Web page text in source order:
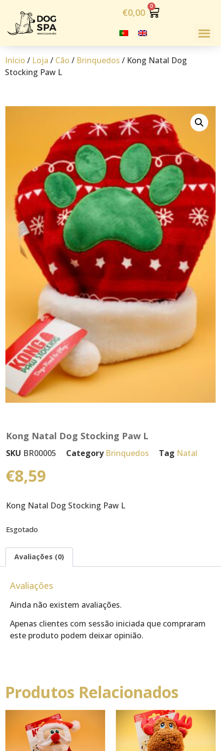
€0,00
Início / Loja / Cão / Brinquedos / Kong Natal Dog
Stocking Paw L
Kong Natal Dog Stocking Paw L
SKU BR00005 Category Brinquedos Tag Natal
€8,59
Kong Natal Dog Stocking Paw L
Esgotado
Avaliações (0)
Avaliações
Ainda não existem avaliações.
Apenas clientes com sessão iniciada que compraram
este produto podem deixar opinião.
Produtos Relacionados